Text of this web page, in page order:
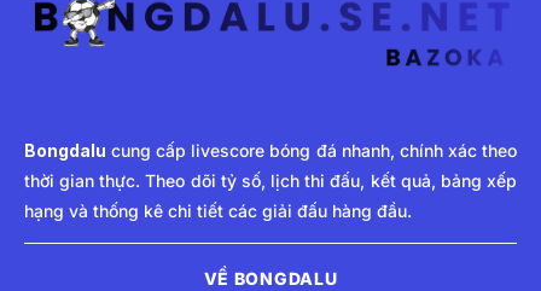
Bongdalu cung cấp livescore bóng đá nhanh, chính xác theo
thời gian thực. Theo dõi tỷ số, lịch thi đấu, kết quả, bảng xếp
hạng và thống kê chi tiết các giải đấu hàng đầu.
VỀ BONGDALU